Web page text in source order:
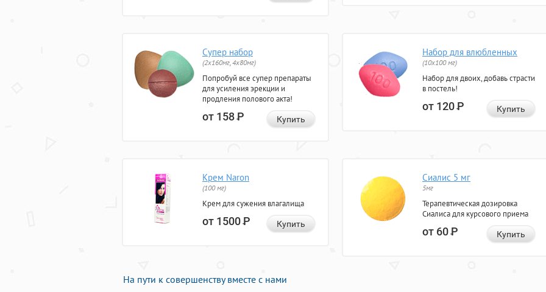
Супер набор
(2х160мг, 4х80мг)
Попробуй все супер препараты
для усиления эрекции и
продления полового акта!
от 158Р Купить
Набор для влюбленных
(10х100 мг)
Набор для двоих, добавь страсти
в постель!
от 120Р Купить
Крем Naron
(100 мг)
Крем для сужения влагалища
от 1500Р Купить
Сиалис 5 мг
5мг
Терапевтическая дозировка
Сиалиса для курсового приема
от 60Р Купить
На пути к совершенству вместе с нами